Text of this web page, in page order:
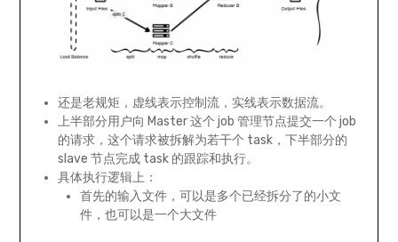
还是老规矩，虚线表示控制流，实线表示数据流。
上半部分用户向 Master 这个 job 管理节点提交一个 job
的请求，这个请求被拆解为若干个 task，下半部分的
slave 节点完成 task 的跟踪和执行。
具体执行逻辑上：
首先的输入文件，可以是多个已经拆分了的小文
件，也可以是一个大文件